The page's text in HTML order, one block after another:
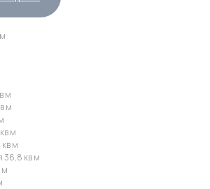
м
м
м
м
36,8 кв м
м